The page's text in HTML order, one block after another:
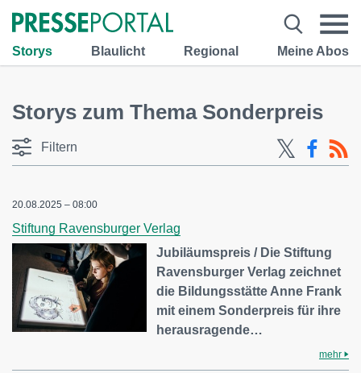
Storys Blaulicht Regional Meine Abos
Storys zum Thema Sonderpreis
Filtern
20.08.2025 – 08:00
Stiftung Ravensburger Verlag
Jubiläumspreis / Die Stiftung
Ravensburger Verlag zeichnet
die Bildungsstätte Anne Frank
mit einem Sonderpreis für ihre
herausragende…
mehr